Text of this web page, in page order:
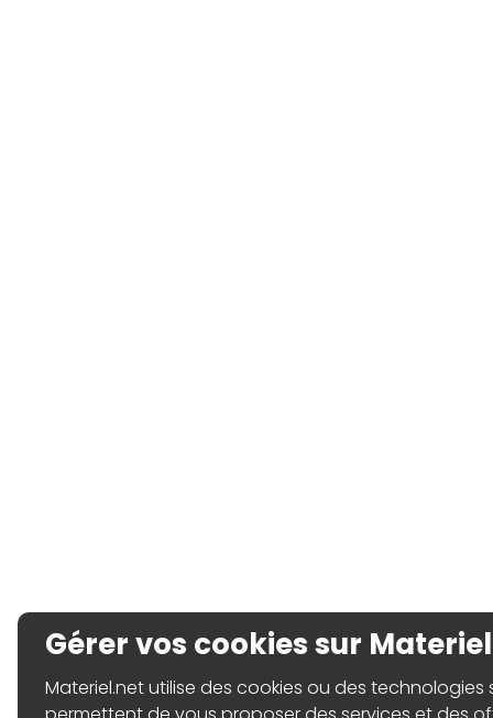
Gérer vos cookies sur
Materiel.net utilise des cookies ou des technologies